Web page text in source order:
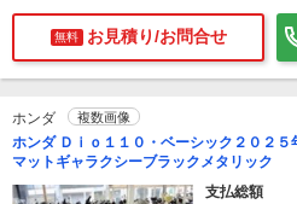
無料 お見積り/お問合せ
ホンダ 複数画像
ホンダ Ｄｉｏ１１０・ベーシック２０２
マットギャラクシーブラックメタリック
支払総額